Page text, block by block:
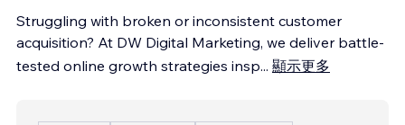
Struggling with broken or inconsistent customer
acquisition? At DW Digital Marketing, we deliver battle-
tested online growth strategies insp... 顯示更多